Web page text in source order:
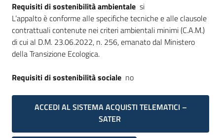
Requisiti di sostenibilità ambientale si
L’appalto è conforme alle specifiche tecniche e alle clausole
contrattuali contenute nei criteri ambientali minimi (C.A.M.)
di cui al D.M. 23.06.2022, n. 256, emanato dal Ministero
della Transizione Ecologica.
Requisiti di sostenibilità sociale no
ACCEDI AL SISTEMA ACQUISTI TELEMATICI –
SATER